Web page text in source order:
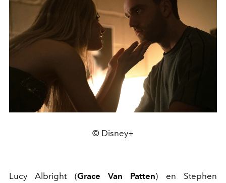
© Disney+
Lucy Albright (Grace Van Patten) en Stephen